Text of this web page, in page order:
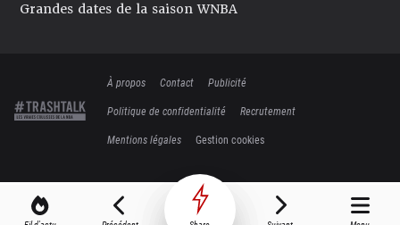
Grandes dates de la saison WNBA
À propos Contact
Publicité
Politique de confidentialité
Recrutement
Mentions légales
Gestion cookies